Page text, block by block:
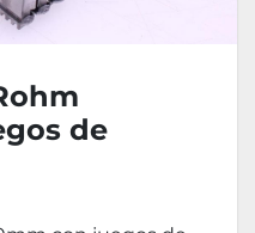
de